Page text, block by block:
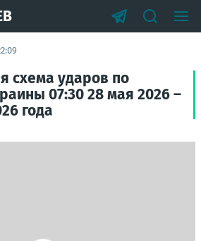
схема ударов по
07:30 28 мая 2026 –
года